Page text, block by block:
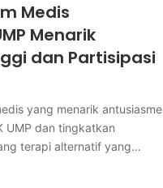
Medis
Menarik
dan Partisipasi
yang menarik antusiasme
UMP dan tingkatkan
terapi alternatif yang…